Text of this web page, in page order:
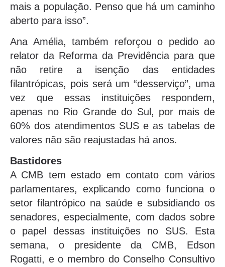
mais a população. Penso que há um caminho
aberto para isso”.
Ana Amélia, também reforçou o pedido ao
relator da Reforma da Previdência para que
não retire a isenção das entidades
filantrópicas, pois será um “desserviço”, uma
vez que essas instituições respondem,
apenas no Rio Grande do Sul, por mais de
60% dos atendimentos SUS e as tabelas de
valores não são reajustadas há anos.
Bastidores
A CMB tem estado em contato com vários
parlamentares, explicando como funciona o
setor filantrópico na saúde e subsidiando os
senadores, especialmente, com dados sobre
o papel dessas instituições no SUS. Esta
semana, o presidente da CMB, Edson
Rogatti, e o membro do Conselho Consultivo